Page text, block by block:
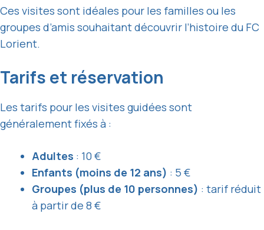
Ces visites sont idéales pour les familles ou les
groupes d’amis souhaitant découvrir l’histoire du FC
Lorient.
Tarifs et réservation
Les tarifs pour les visites guidées sont
généralement fixés à :
Adultes : 10 €
Enfants (moins de 12 ans) : 5 €
Groupes (plus de 10 personnes) : tarif réduit
à partir de 8 €